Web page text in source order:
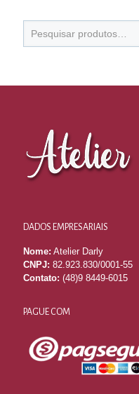
DADOS EMPRESARIAIS
Nome: Atelier Darly
CNPJ: 82.923.830/0001-55
Contato: (48)9 8449-6015
PAGUE COM